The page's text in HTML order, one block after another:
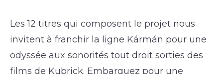
Les 12 titres qui composent le projet nous
invitent à franchir la ligne Kármán pour une
odyssée aux sonorités tout droit sorties des
films de Kubrick. Embarquez pour une